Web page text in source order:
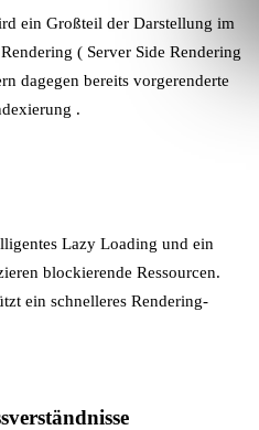
ein Großteil der Darstellung im
( Server Side Rendering
dagegen bereits vorgerenderte
.
Lazy Loading und ein
blockierende Ressourcen.
ein schnelleres Rendering-